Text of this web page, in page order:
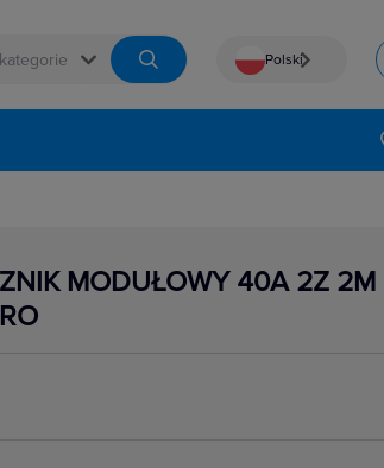
 Polski
Język
MODUŁOWY 40A 2Z